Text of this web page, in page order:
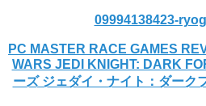
09994138423-
PC MASTER RACE GAMES
WARS JEDI KNIGHT: DARK
ーズ ジェダイ・ナイト：ダーク